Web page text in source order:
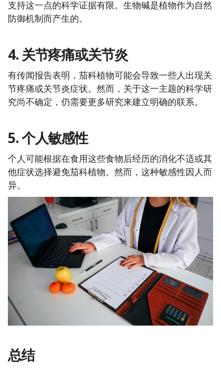
支持这一点的科学证据有限。生物碱是植物作为自然
防御机制而产生的。
4. 关节疼痛或关节炎
有传闻报告表明，茄科植物可能会导致一些人出现关
节疼痛或关节炎症状。然而，关于这一主题的科学研
究尚不确定，仍需要更多研究来建立明确的联系。
5. 个人敏感性
个人可能根据在食用这些食物后经历的消化不适或其
他症状选择避免茄科植物。然而，这种敏感性因人而
异。
总结